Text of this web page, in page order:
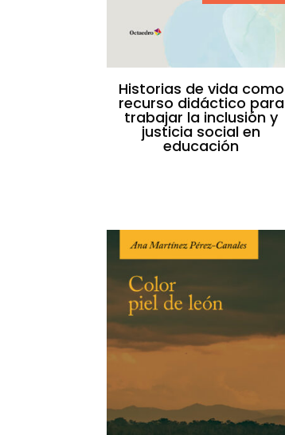
Historias de vida como
recurso didáctico para
trabajar la inclusión y
justicia social en
educación